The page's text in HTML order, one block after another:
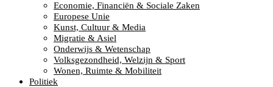
Economie, Financiën & Sociale Zaken
Europese Unie
Kunst, Cultuur & Media
Migratie & Asiel
Onderwijs & Wetenschap
Volksgezondheid, Welzijn & Sport
Wonen, Ruimte & Mobiliteit
Politiek